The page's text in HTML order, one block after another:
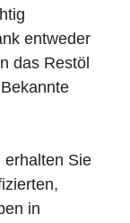
entweder
das Restöl
erhalten Sie
in